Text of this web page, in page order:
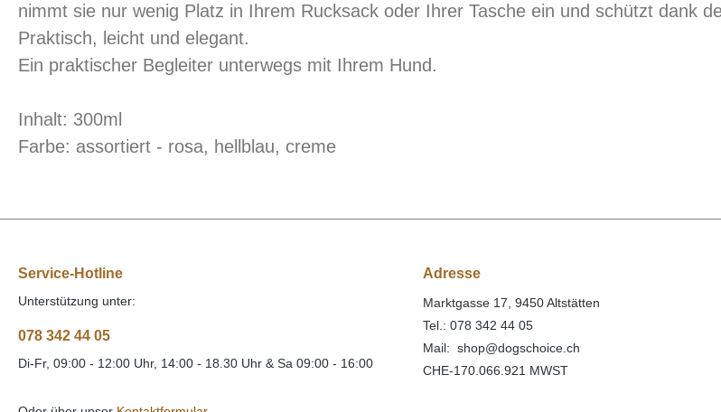
nimmt sie nur wenig Platz in Ihrem Rucksack oder Ihrer Tasche ein und schützt dank
Praktisch, leicht und elegant.
Ein praktischer Begleiter unterwegs mit Ihrem Hund.
Inhalt: 300ml
Farbe: assortiert - rosa, hellblau, creme
Service-Hotline
Unterstützung unter:
078 342 44 05
Di-Fr, 09:00 - 12:00 Uhr, 14:00 - 18.30 Uhr & Sa 09:00 - 16:00
Adresse
Marktgasse 17, 9450 Altstätten
Tel.: 078 342 44 05
Mail: shop@dogschoice.ch
CHE-170.066.921 MWST